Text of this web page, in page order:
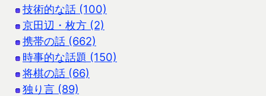
技術的な話 (100)
京田辺・枚方 (2)
携帯の話 (662)
時事的な話題 (150)
将棋の話 (66)
独り言 (89)